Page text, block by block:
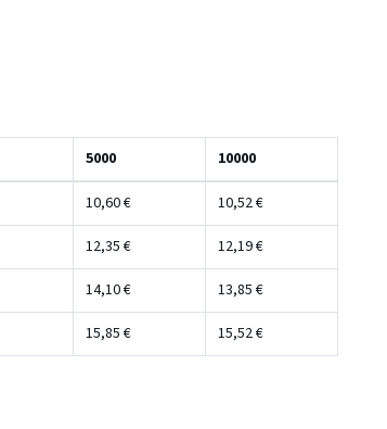
5000 10000
10,60 €
10,52 €
12,35 €
12,19 €
14,10 €
13,85 €
15,85 € 15,52 €